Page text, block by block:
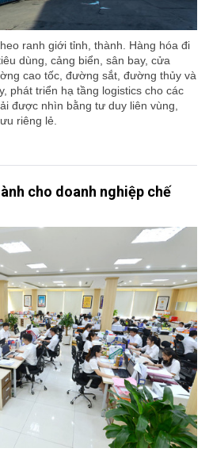
ranh giới tỉnh, thành. Hàng hóa đi
dùng, cảng biển, sân bay, cửa
cao tốc, đường sắt, đường thủy và
phát triển hạ tầng logistics cho các
được nhìn bằng tư duy liên vùng,
riêng lẻ.
cho doanh nghiệp chế